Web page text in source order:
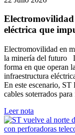
eléctrica que
Electromovilidad en
la minería del futuro
forma en que operan
infraestructura
En este escenario,
cables soterrados
Leer nota